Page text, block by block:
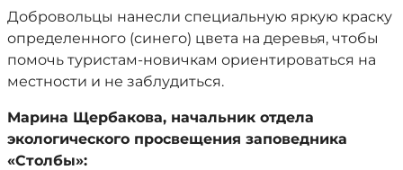
Добровольцы нанесли специальную яркую краску
определенного (синего) цвета на деревья, чтобы
помочь туристам-новичкам ориентироваться на
местности и не заблудиться.
Марина Щербакова, начальник отдела
экологического просвещения заповедника
«Столбы»: